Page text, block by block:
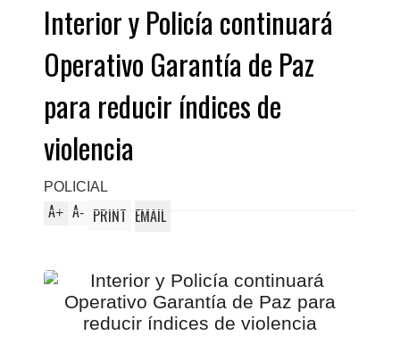
Interior y Policía continuará
Operativo Garantía de Paz
para reducir índices de
violencia
POLICIAL
A+ A- PRINT EMAIL